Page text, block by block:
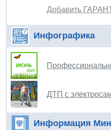
Добавить
Инфографика
ДТП с
Информация